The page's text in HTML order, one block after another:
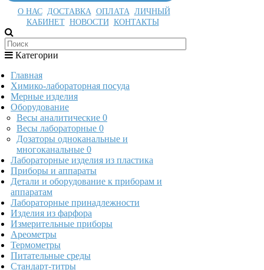
О НАС ДОСТАВКА ОПЛАТА ЛИЧНЫЙ
КАБИНЕТ НОВОСТИ КОНТАКТЫ
Категории
Главная
Химико-лабораторная посуда
Мерные изделия
Оборудование
Весы аналитические 0
Весы лабораторные 0
Дозаторы одноканальные и
многоканальные 0
Лабораторные изделия из пластика
Приборы и аппараты
Детали и оборудование к приборам и
аппаратам
Лабораторные принадлежности
Изделия из фарфора
Измерительные приборы
Ареометры
Термометры
Питательные среды
Стандарт-титры